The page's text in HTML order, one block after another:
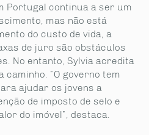
Portugal continua a ser um
mas não está
do custo de vida, a
de juro são obstáculos
No entanto, Sylvia acredita
“O governo tem
ajudar os jovens a
de imposto de selo e
do imóvel”, destaca.